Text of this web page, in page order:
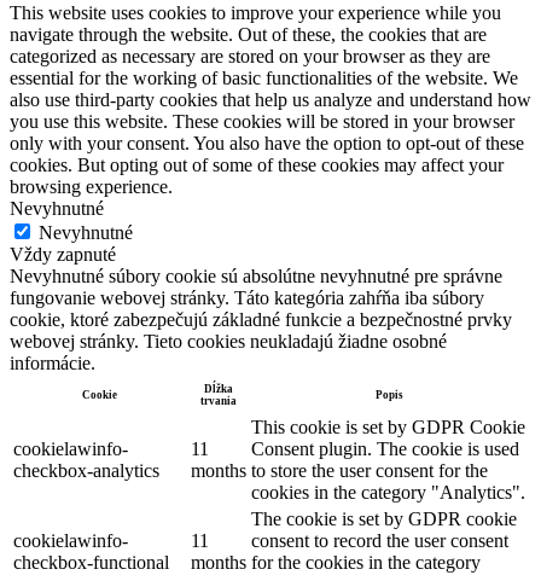
This website uses cookies to improve your experience while you
navigate through the website. Out of these, the cookies that are
categorized as necessary are stored on your browser as they are
essential for the working of basic functionalities of the website. We
also use third-party cookies that help us analyze and understand how
you use this website. These cookies will be stored in your browser
only with your consent. You also have the option to opt-out of these
cookies. But opting out of some of these cookies may affect your
browsing experience.
Nevyhnutné
Nevyhnutné
Vždy zapnuté
Nevyhnutné súbory cookie sú absolútne nevyhnutné pre správne
fungovanie webovej stránky. Táto kategória zahŕňa iba súbory
cookie, ktoré zabezpečujú základné funkcie a bezpečnostné prvky
webovej stránky. Tieto cookies neukladajú žiadne osobné
informácie.
Cookie
Dĺžka
trvania
Popis
cookielawinfo-
checkbox-analytics
11
months
This cookie is set by GDPR Cookie
Consent plugin. The cookie is used
to store the user consent for the
cookies in the category "Analytics".
cookielawinfo-
checkbox-functional
11
months
The cookie is set by GDPR cookie
consent to record the user consent
for the cookies in the category